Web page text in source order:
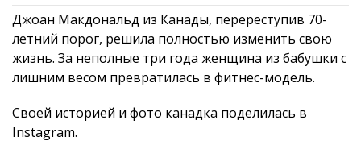
Джоан Макдональд из Канады, перереступив 70-
летний порог, решила полностью изменить свою
жизнь. За неполные три года женщина из бабушки с
лишним весом превратилась в фитнес-модель.
Своей историей и фото канадка поделилась в
Instagram.